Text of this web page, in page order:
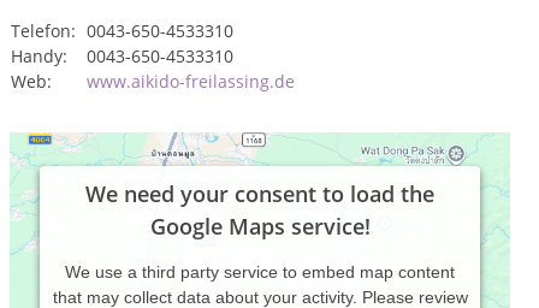
Telefon: 0043-650-4533310
Handy:
0043-650-4533310
Web:
www.aikido-freilassing.de
We need your consent to load the
Google Maps service!
We use a third party service to embed map content
that may collect data about your activity. Please review